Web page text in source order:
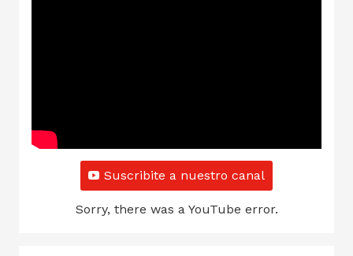
Suscribite a nuestro canal
Sorry, there was a YouTube error.